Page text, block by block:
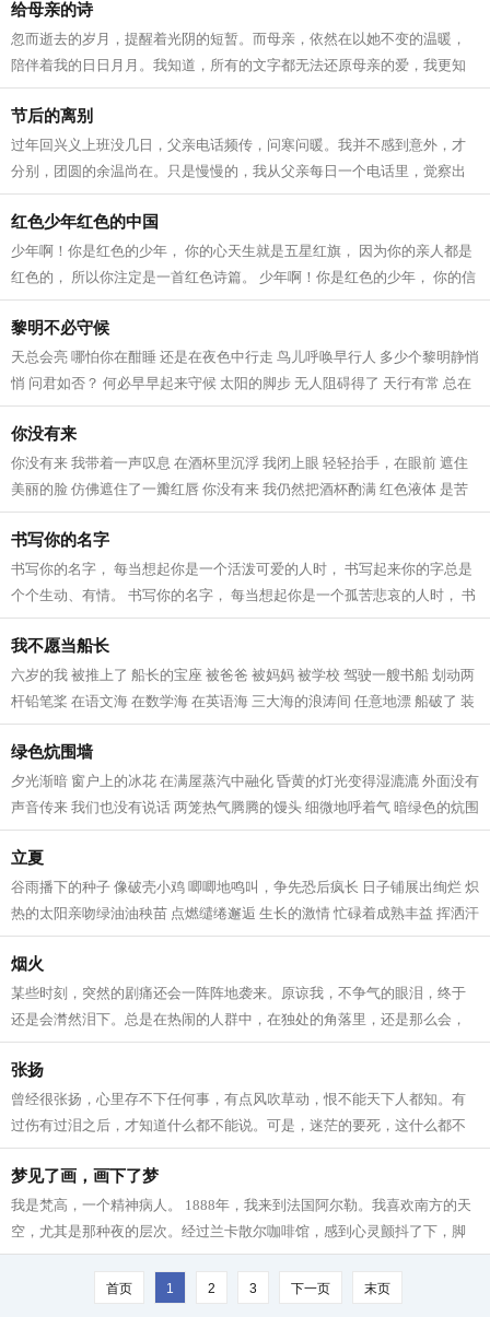
给母亲的诗
忽而逝去的岁月，提醒着光阴的短暂。而母亲，依然在以她不变的温暖，
陪伴着我的日日月月。我知道，所有的文字都无法还原母亲的爱，我更知
道，所有的表达都是轻浮的陈述，母亲...
节后的离别
过年回兴义上班没几日，父亲电话频传，问寒问暖。我并不感到意外，才
分别，团圆的余温尚在。只是慢慢的，我从父亲每日一个电话里，觉察出
更深层次的意蕴——父亲已渐衰老，知...
红色少年红色的中国
少年啊！你是红色的少年， 你的心天生就是五星红旗， 因为你的亲人都是
红色的， 所以你注定是一首红色诗篇。 少年啊！你是红色的少年， 你的信
仰天生就是红色的， 因为我和你一...
黎明不必守候
天总会亮 哪怕你在酣睡 还是在夜色中行走 鸟儿呼唤早行人 多少个黎明静悄
悄 问君如否？ 何必早早起来守候 太阳的脚步 无人阻碍得了 天行有常 总在
你意识之外 百折不挠 偶尔抬头远...
你没有来
你没有来 我带着一声叹息 在酒杯里沉浮 我闭上眼 轻轻抬手，在眼前 遮住
美丽的脸 仿佛遮住了一瓣红唇 你没有来 我仍然把酒杯酌满 红色液体 是苦
涩的相思 对着月空 我像对待情人一...
书写你的名字
书写你的名字， 每当想起你是一个活泼可爱的人时， 书写起来你的字总是
个个生动、有情。 书写你的名字， 每当想起你是一个孤苦悲哀的人时， 书
写起来你的字总是个个寒颤、惊心...
我不愿当船长
六岁的我 被推上了 船长的宝座 被爸爸 被妈妈 被学校 驾驶一艘书船 划动两
杆铅笔桨 在语文海 在数学海 在英语海 三大海的浪涛间 任意地漂 船破了 装
满了书包 桨坏了 堆成了柴火垛...
绿色炕围墙
夕光渐暗 窗户上的冰花 在满屋蒸汽中融化 昏黄的灯光变得湿漉漉 外面没有
声音传来 我们也没有说话 两笼热气腾腾的馒头 细微地呼着气 暗绿色的炕围
像一条摘掉的围巾 围着趴在土炕...
立夏
谷雨播下的种子 像破壳小鸡 唧唧地鸣叫，争先恐后疯长 日子铺展出绚烂 炽
热的太阳亲吻绿油油秧苗 点燃缱绻邂逅 生长的激情 忙碌着成熟丰益 挥洒汗
水 哪有时间怠慢张望 来吧，倚靠...
烟火
某些时刻，突然的剧痛还会一阵阵地袭来。原谅我，不争气的眼泪，终于
还是会潸然泪下。总是在热闹的人群中，在独处的角落里，还是那么会，
突然，突然地，想起您来，想起您的音...
张扬
曾经很张扬，心里存不下任何事，有点风吹草动，恨不能天下人都知。有
过伤有过泪之后，才知道什么都不能说。可是，迷茫的要死，这什么都不
能说，还不把人憋死。一度曾经怀疑，...
梦见了画，画下了梦
我是梵高，一个精神病人。 1888年，我来到法国阿尔勒。我喜欢南方的天
空，尤其是那种夜的层次。经过兰卡散尔咖啡馆，感到心灵颤抖了下，脚
下一顿——是的，这儿有东西在召唤我...
首页 1 2 3 下一页 末页